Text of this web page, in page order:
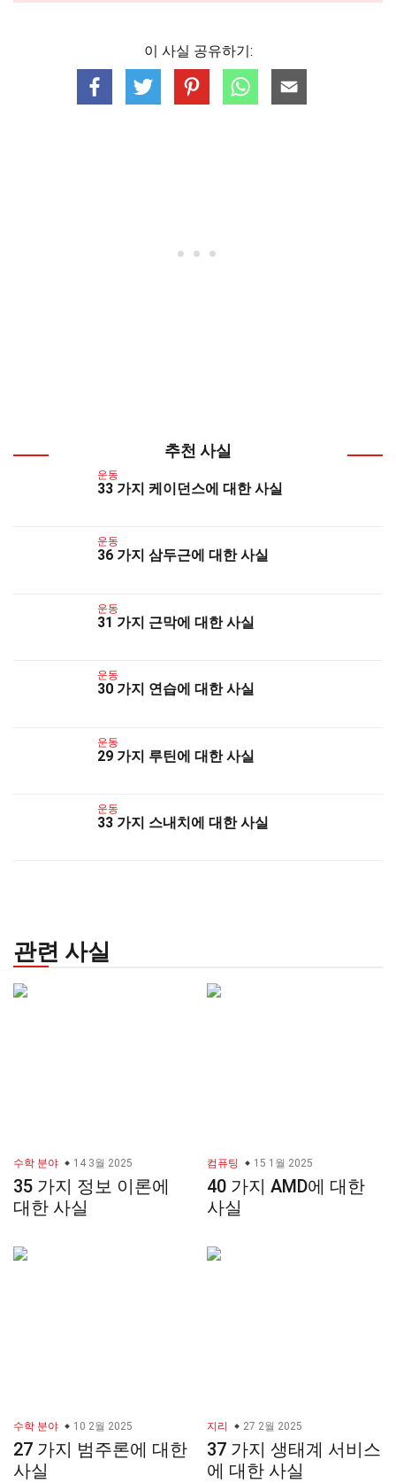
이 사실 공유하기:
추천 사실
운동
33 가지 케이던스에 대한 사실
운동
36 가지 삼두근에 대한 사실
운동
31 가지 근막에 대한 사실
운동
30 가지 연습에 대한 사실
운동
29 가지 루틴에 대한 사실
운동
33 가지 스내치에 대한 사실
관련 사실
수학 분야 14 3월 2025
35 가지 정보 이론에
대한 사실
컴퓨팅 15 1월 2025
40 가지 AMD에 대한
사실
수학 분야 10 2월 2025
27 가지 범주론에 대한
사실
지리 27 2월 2025
37 가지 생태계 서비스
에 대한 사실